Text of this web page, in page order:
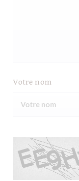
Votre nom